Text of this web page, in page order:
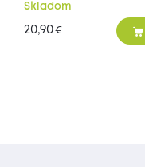
Skladom
20,90€